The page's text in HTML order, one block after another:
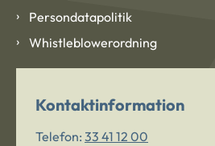
Persondatapolitik
Whistleblowerordning
Kontaktinformation
Telefon: 33 41 12 00